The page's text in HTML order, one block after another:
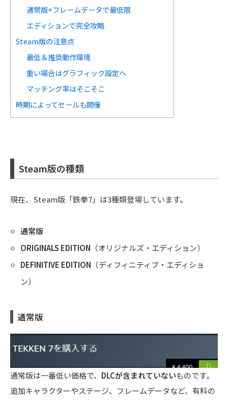
通常版+フレームデータで最低限
エディションで完全攻略
Steam版の注意点
最低＆推奨動作環境
重い場合はグラフィック設定へ
マッチング率はそこそこ
時期によってセールも開催
Steam版の種類
現在、Steam版「鉄拳7」は3種類登場しています。
通常版
ORIGINALS EDITION （オリジナルズ・エディション）
DEFINITIVE EDITION （ディフィニティブ・エディショ
ン）
通常版
通常版は一番低い価格で、 DLCが含まれていないものです。
追加キャラクターやステージ、フレームデータなど、有料の